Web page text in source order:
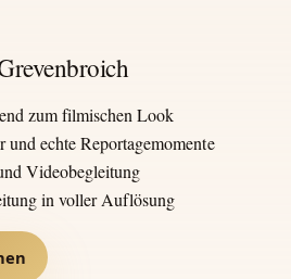
zum filmischen Look
und echte Reportagemomente
Videobegleitung
in voller Auflösung